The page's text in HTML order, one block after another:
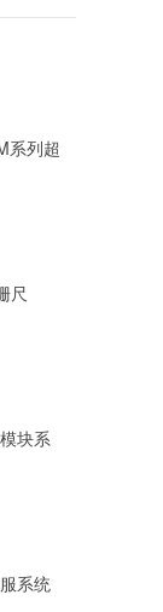
系列超
尺
块系
系统